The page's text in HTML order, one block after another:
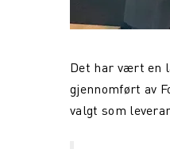
Det har vært en
gjennomført av
valgt som